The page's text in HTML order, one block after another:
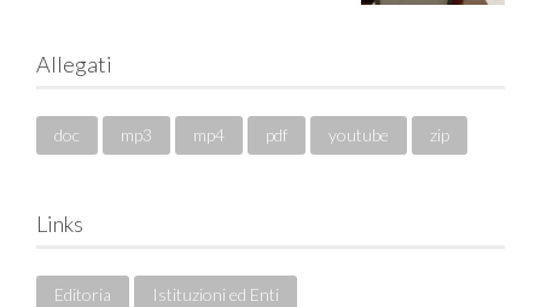
Allegati
doc mp3 mp4 pdf youtube zip
Links
Editoria Istituzioni ed Enti